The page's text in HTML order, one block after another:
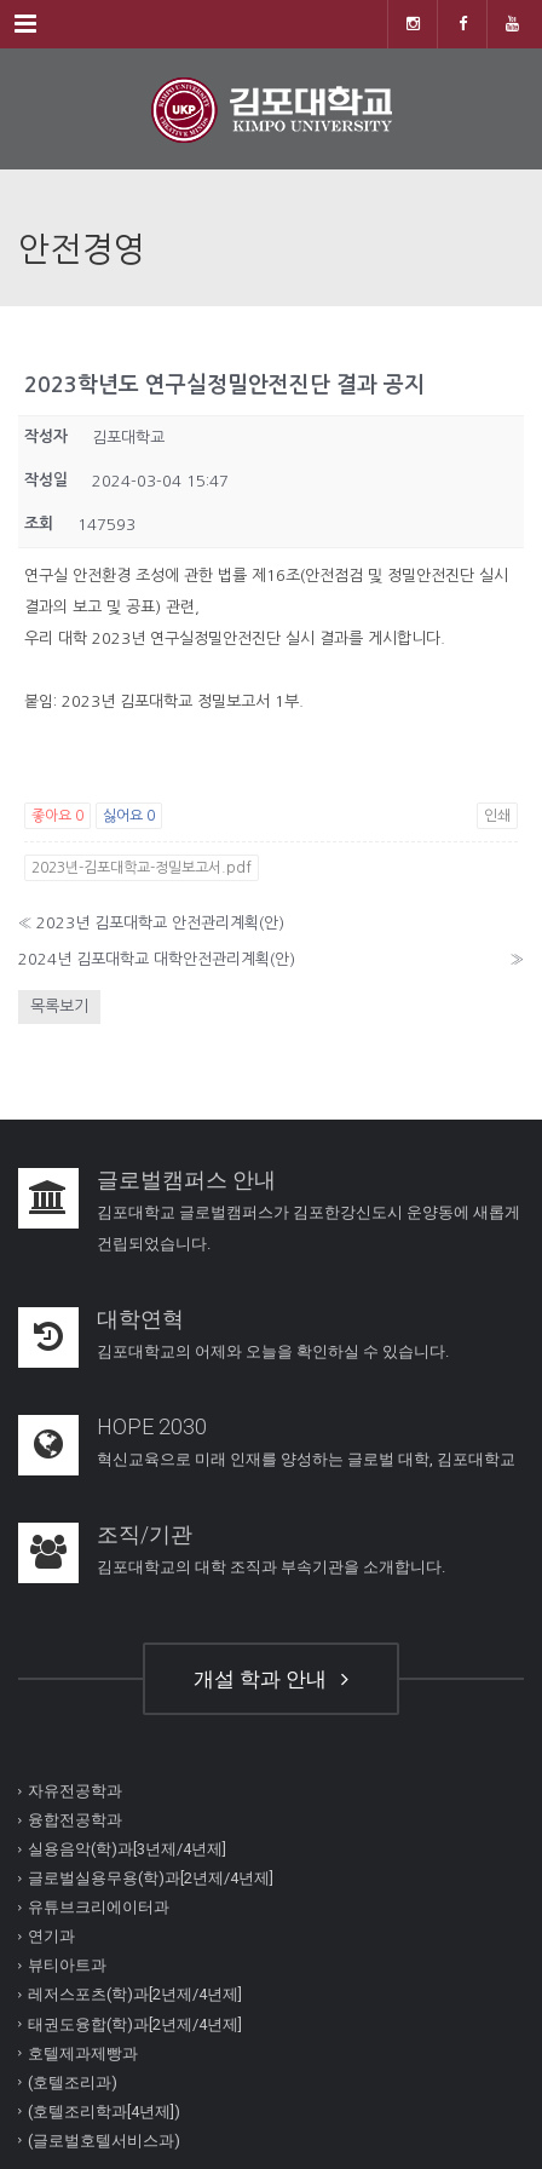
Menu
안전경영
2023학년도 연구실정밀안전진단 결과 공지
작성자 김포대학교
작성일 2024-03-04 15:47
조회 147593
연구실 안전환경 조성에 관한 법률 제16조(안전점검 및 정밀안전진단 실시
결과의 보고 및 공표) 관련,
우리 대학 2023년 연구실정밀안전진단 실시 결과를 게시합니다.
붙임: 2023년 김포대학교 정밀보고서 1부.
좋아요 0 싫어요 0 인쇄
2023년-김포대학교-정밀보고서.pdf
« 2023년 김포대학교 안전관리계획(안)
2024년 김포대학교 대학안전관리계획(안) »
목록보기
글로벌캠퍼스 안내
김포대학교 글로벌캠퍼스가 김포한강신도시 운양동에 새롭게
건립되었습니다.
대학연혁
김포대학교의 어제와 오늘을 확인하실 수 있습니다.
HOPE 2030
혁신교육으로 미래 인재를 양성하는 글로벌 대학, 김포대학교
조직/기관
김포대학교의 대학 조직과 부속기관을 소개합니다.
개설 학과 안내
자유전공학과
융합전공학과
실용음악(학)과[3년제/4년제]
글로벌실용무용(학)과[2년제/4년제]
유튜브크리에이터과
연기과
뷰티아트과
레저스포츠(학)과[2년제/4년제]
태권도융합(학)과[2년제/4년제]
호텔제과제빵과
(호텔조리과)
(호텔조리학과[4년제])
(글로벌호텔서비스과)